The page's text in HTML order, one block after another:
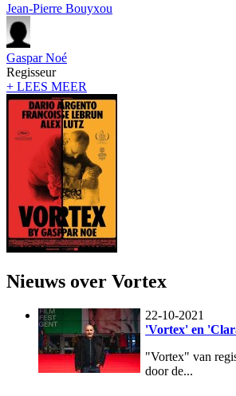
Jean-Pierre Bouyxou
Gaspar Noé
Regisseur
+ LEES MEER
Nieuws over Vortex
22-10-2021
'Vortex' en
"Vortex" van
door de...